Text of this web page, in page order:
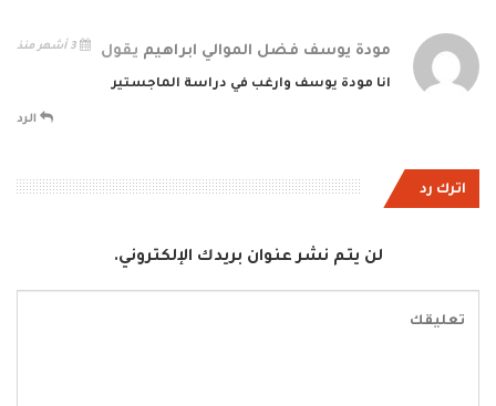
مودة يوسف فضل الموالي ابراهيم يقول
انا مودة يوسف وارغب في دراسة الماجستير
الرد
اترك رد
لن يتم نشر عنوان بريدك الإلكتروني.